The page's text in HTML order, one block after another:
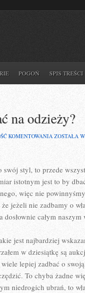
POGOŃ SPIS TREŚCI
na odzieży?
KOMENTOWANIA W
ODZIEŻY?
ZOSTAŁA
swój styl, to przede
istotnym jest to by
więc nie
jeżeli nie zadbamy o
dosłownie całym
jest najbardziej
w dziesiątkę są
lepiej zadbać o
To chyba żadne
niedrogich ubrań, to